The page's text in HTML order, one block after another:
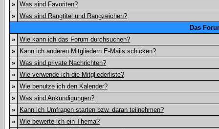
» Was sind Favoriten?
» Was sind Rangtitel und Rangzeichen?
Das
» Wie kann ich das Forum durchsuchen?
»
Kann ich anderen Mitgliedern E-Mails schicken?
» Was sind private Nachrichten?
» Wie verwende ich die Mitgliederliste?
» Wie benutze ich den Kalender?
» Was sind Ankündigungen?
»
Kann ich Umfragen starten bzw. daran teilnehmen?
» Wie bewerte ich ein Thema?